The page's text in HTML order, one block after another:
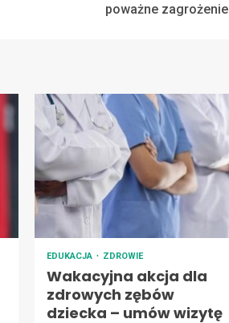
poważne zagrożenie
EDUKACJA ZDROWIE
Wakacyjna akcja dla
zdrowych zębów
dziecka – umów wizytę